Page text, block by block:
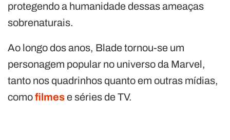
protegendo a humanidade dessas ameaças
sobrenaturais.
Ao longo dos anos, Blade tornou-se um
personagem popular no universo da Marvel,
tanto nos quadrinhos quanto em outras mídias,
comofilmese séries de TV.